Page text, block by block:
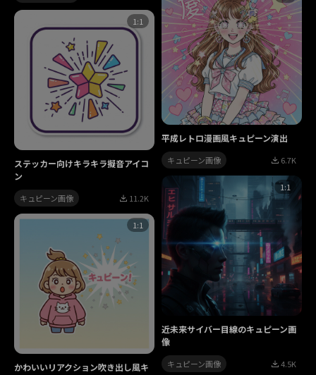
平成レトロ漫画風キュピーン演出
キュピーン画像 6.7K
1:1
ステッカー向けキラキラ擬音アイコ
ン
キュピーン画像 11.2K
1:1
近未来サイバー目線のキュピーン画
像
キュピーン画像 4.5K
1:1
かわいいリアクション吹き出し風キ